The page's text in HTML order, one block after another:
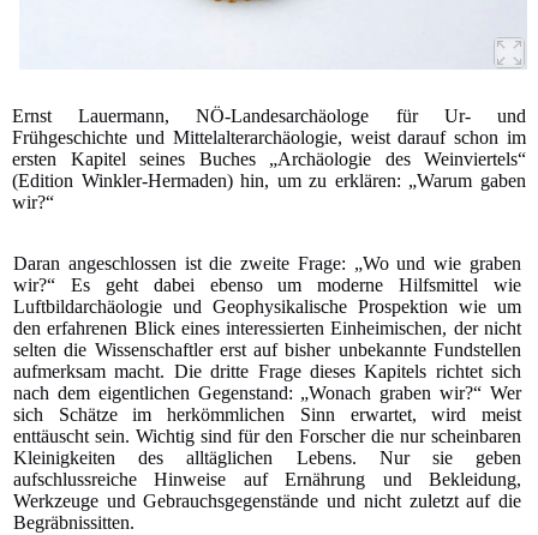
Ernst Lauermann, NÖ-Landesarchäologe für Ur- und
Frühgeschichte und Mittelalterarchäologie, weist darauf schon im
ersten Kapitel seines Buches „Archäologie des Weinviertels“
(Edition Winkler-Hermaden) hin, um zu erklären: „Warum gaben
wir?“
Daran angeschlossen ist die zweite Frage: „Wo und wie graben
wir?“ Es geht dabei ebenso um moderne Hilfsmittel wie
Luftbildarchäologie und Geophysikalische Prospektion wie um
den erfahrenen Blick eines interessierten Einheimischen, der nicht
selten die Wissenschaftler erst auf bisher unbekannte Fundstellen
aufmerksam macht. Die dritte Frage dieses Kapitels richtet sich
nach dem eigentlichen Gegenstand: „Wonach graben wir?“ Wer
sich Schätze im herkömmlichen Sinn erwartet, wird meist
enttäuscht sein. Wichtig sind für den Forscher die nur scheinbaren
Kleinigkeiten des alltäglichen Lebens. Nur sie geben
aufschlussreiche Hinweise auf Ernährung und Bekleidung,
Werkzeuge und Gebrauchsgegenstände und nicht zuletzt auf die
Begräbnissitten.